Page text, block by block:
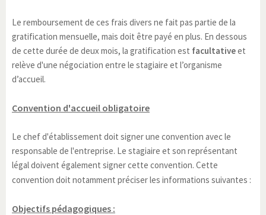
Le remboursement de ces frais divers ne fait pas partie de la
gratification mensuelle, mais doit être payé en plus. En dessous
de cette durée de deux mois, la gratification est facultativeet
relève d'une négociation entre le stagiaire et l’organisme
d’accueil.
Convention d'accueil obligatoire
Le chef d'établissement doit signer une convention avec le
responsable de l'entreprise. Le stagiaire et son représentant
légal doivent également signer cette convention. Cette
convention doit notamment préciser les informations suivantes :
Objectifs pédagogiques :